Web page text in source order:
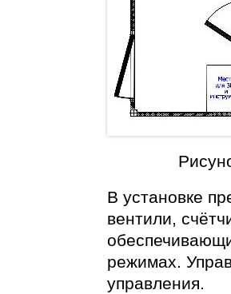
В установке
вентили,
режимах.
управления.